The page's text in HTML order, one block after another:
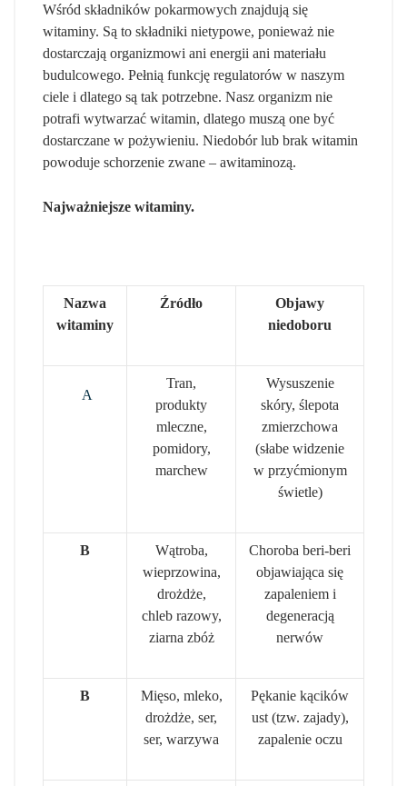
Wśród składników pokarmowych znajdują się
witaminy. Są to składniki nietypowe, ponieważ nie
dostarczają organizmowi ani energii ani materiału
budulcowego. Pełnią funkcję regulatorów w naszym
ciele i dlatego są tak potrzebne. Nasz organizm nie
potrafi wytwarzać witamin, dlatego muszą one być
dostarczane w pożywieniu. Niedobór lub brak witamin
powoduje schorzenie zwane – awitaminozą.
Najważniejsze witaminy.
Nazwa
witaminy
Źródło
Objawy
niedoboru
A
Tran,
produkty
mleczne,
pomidory,
marchew
Wysuszenie
skóry, ślepota
zmierzchowa
(słabe widzenie
w przyćmionym
świetle)
B
Wątroba,
wieprzowina,
drożdże,
chleb razowy,
ziarna zbóż
Choroba beri-beri
objawiająca się
zapaleniem i
degeneracją
nerwów
B
Mięso, mleko,
drożdże, ser,
ser, warzywa
Pękanie kącików
ust (tzw. zajady),
zapalenie oczu